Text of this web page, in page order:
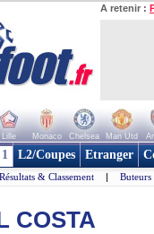
A retenir :
Lille Monaco Chelsea Man Utd
L2/Coupes Etranger
Résultats & Classement | Buteurs
COSTA